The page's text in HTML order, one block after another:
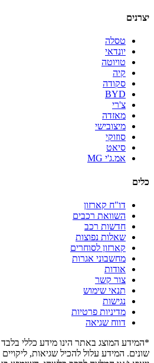
יצרנים
טסלה
יונדאי
טויוטה
קיה
סקודה
BYD
צ'רי
מאזדה
מיצובישי
סוזוקי
סיאט
אמ.ג'י MG
כלים
דו"ח קארזון
השוואת רכבים
חדשות רכב
שאלות נפוצות
קארזון לסוחרים
מחשבוני אגרות
אודות
צור קשר
תנאי שימוש
נגישות
מדיניות פרטיות
דווח שגיאה
*המידע המוצג באתר הינו מידע כללי
שונים. המידע עלול להכיל שגיאות,